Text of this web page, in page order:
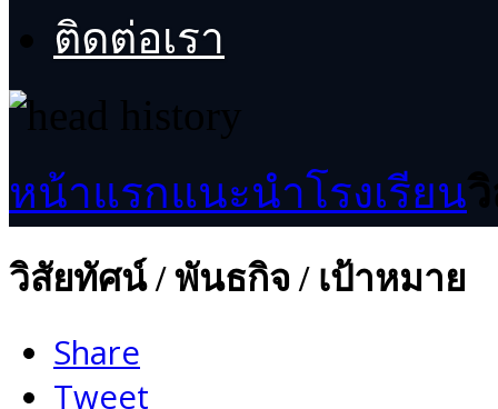
ติดต่อเรา
หน้าแรกแนะนำโรงเรียน
วิสัยทัศน์ / พันธกิจ / เป้าหมาย
Share
Tweet